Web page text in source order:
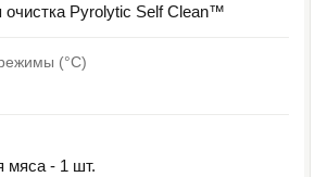
очистка Pyrolytic Self Clean™
(°C)
мяса - 1 шт.